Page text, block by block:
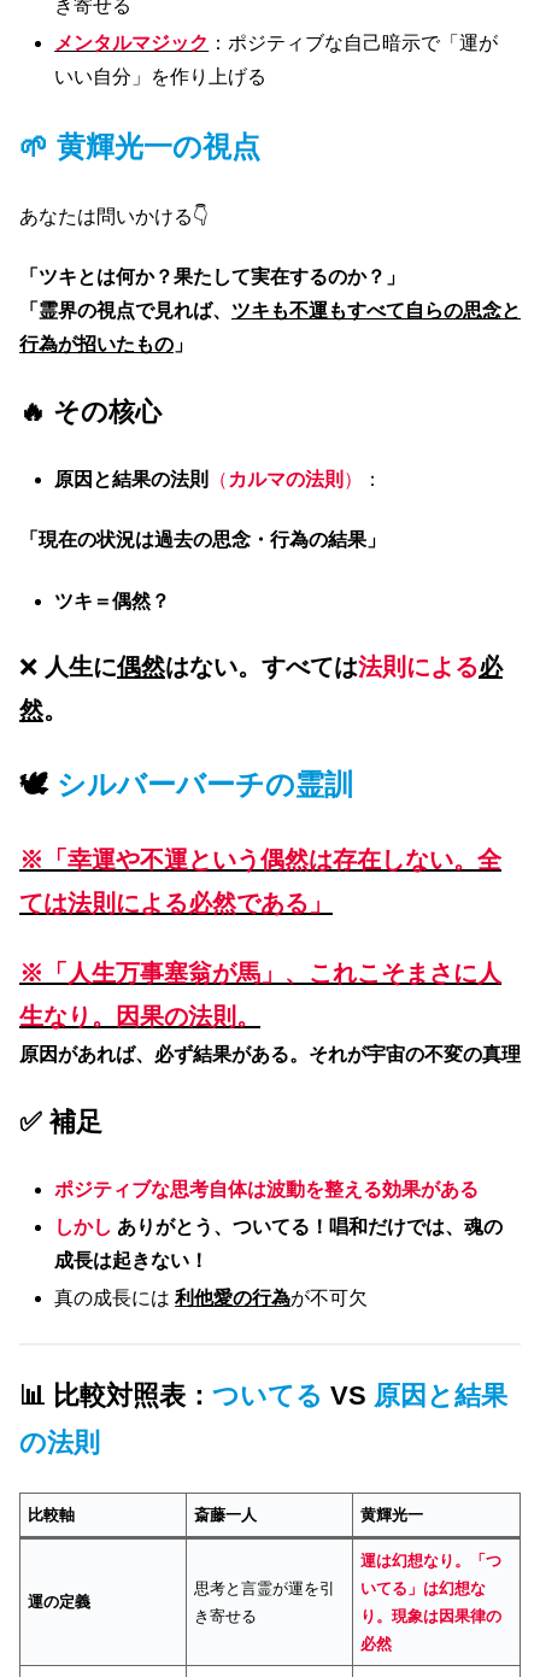
き寄せる
メンタルマジック ：ポジティブな自己暗示で「運が
いい自分」を作り上げる
🌱 黄輝光一の視点
あなたは問いかける👇
「ツキとは何か？果たして実在するのか？」
「霊界の視点で見れば、 ツキも不運もすべて自らの思念と
行為が招いたもの 」
🔥 その核心
原因と結果の法則 （ カルマの法則 ） ：
「現在の状況は過去の思念・行為の結果」
ツキ＝偶然？
❌ 人生に偶然はない。すべては法則による必
然。
🕊 シルバーバーチの霊訓
※「幸運や不運という偶然は存在しない。全
ては法則による必然である」
※「人生万事塞翁が馬」、これこそまさに人
生なり。因果の法則。
原因があれば、必ず結果がある。それが宇宙の不変の真理
✅ 補足
ポジティブな思考自体は波動を整える効果がある
しかし ありがとう、ついてる！唱和だけでは、魂の
成長は起きない！
真の成長には利他愛の行為が不可欠
📊 比較対照表： ついてる VS 原因と結果
の法則
比較軸 斎藤一人 黄輝光一
運の定義
思考と言霊が運を引
き寄せる
運は幻想なり。「つ
いてる」は幻想な
り。現象は因果律の
必然